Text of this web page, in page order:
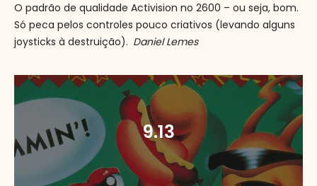
O padrão de qualidade Activision no 2600 – ou seja, bom.
Só peca pelos controles pouco criativos (levando alguns
joysticks à destruição). Daniel Lemes
9.13